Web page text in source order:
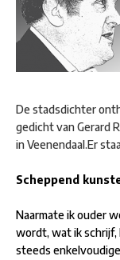
De stadsdichter
gedicht van Gerard
in Veenendaal.Er
Scheppend
Naarmate ik ouder
wordt, wat ik
steeds